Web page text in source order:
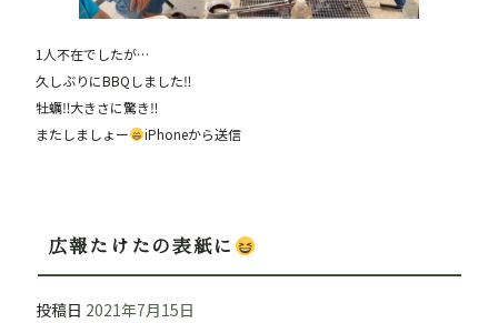
1人不在でしたが…
久しぶりにBBQしました‼︎
牡蠣‼︎大きさに驚き‼︎
またしましょー
iPhoneから送信
広報たけたの表紙に
投稿日 2021年7月15日